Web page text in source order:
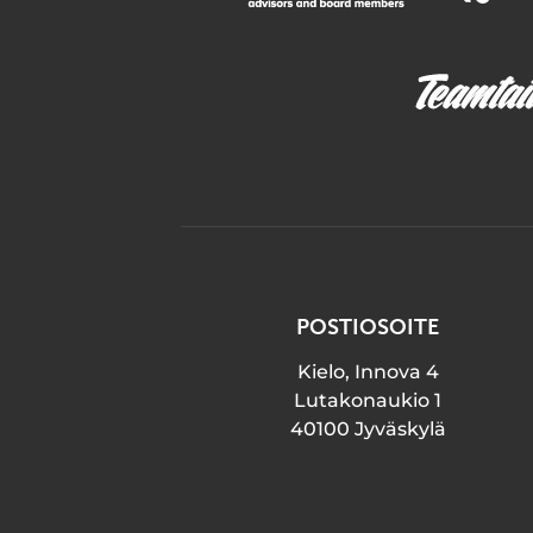
POSTIOSOITE
Kielo, Innova 4
Lutakonaukio 1
40100 Jyväskylä